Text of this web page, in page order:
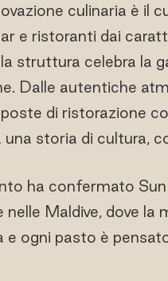
culinaria è il
e ristoranti dai
struttura celebra la
Dalle autentiche
di ristorazione
storia di cultura,
ha confermato
Maldive, dove la
e ogni pasto è